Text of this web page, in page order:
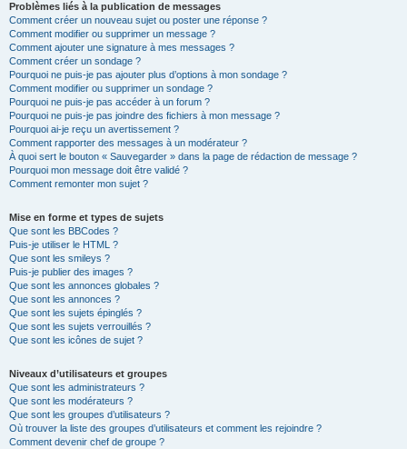
Problèmes liés à la publication de messages
Comment créer un nouveau sujet ou poster une réponse ?
Comment modifier ou supprimer un message ?
Comment ajouter une signature à mes messages ?
Comment créer un sondage ?
Pourquoi ne puis-je pas ajouter plus d’options à mon sondage ?
Comment modifier ou supprimer un sondage ?
Pourquoi ne puis-je pas accéder à un forum ?
Pourquoi ne puis-je pas joindre des fichiers à mon message ?
Pourquoi ai-je reçu un avertissement ?
Comment rapporter des messages à un modérateur ?
À quoi sert le bouton « Sauvegarder » dans la page de rédaction de message ?
Pourquoi mon message doit être validé ?
Comment remonter mon sujet ?
Mise en forme et types de sujets
Que sont les BBCodes ?
Puis-je utiliser le HTML ?
Que sont les smileys ?
Puis-je publier des images ?
Que sont les annonces globales ?
Que sont les annonces ?
Que sont les sujets épinglés ?
Que sont les sujets verrouillés ?
Que sont les icônes de sujet ?
Niveaux d’utilisateurs et groupes
Que sont les administrateurs ?
Que sont les modérateurs ?
Que sont les groupes d’utilisateurs ?
Où trouver la liste des groupes d’utilisateurs et comment les rejoindre ?
Comment devenir chef de groupe ?